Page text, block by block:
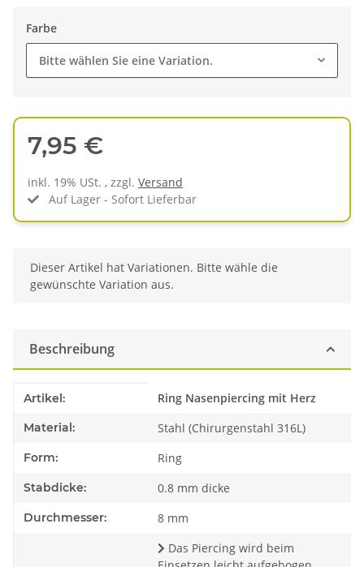
Farbe
Bitte wählen Sie eine Variation.
7,95 €
inkl. 19% USt. , zzgl. Versand
Auf Lager - Sofort Lieferbar
x
Dieser Artikel hat Variationen. Bitte wähle die
gewünschte Variation aus.
Beschreibung
Produkteigenschaft
Wert
Artikel: Ring Nasenpiercing mit Herz
Material: Stahl (Chirurgenstahl 316L)
Form: Ring
Stabdicke: 0.8 mm dicke
Durchmesser: 8 mm
Das Piercing wird beim